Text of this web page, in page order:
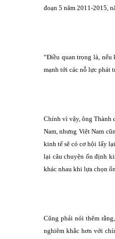
đoạn 5 năm 2011-2015,
“Điều quan trọng là,
mạnh tới các nỗ lực phát
Chính vì vậy, ông Thành
Nam, nhưng Việt Nam
kinh tế sẽ có cơ hội lấy
lại câu chuyện ổn định
khác nhau khi lựa chọn
Cũng phải nói thêm
nghiêm khắc hơn với